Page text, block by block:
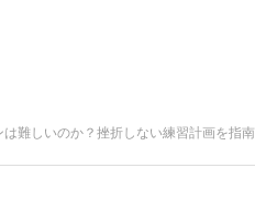
は難しいのか？挫折しない練習計画を指南